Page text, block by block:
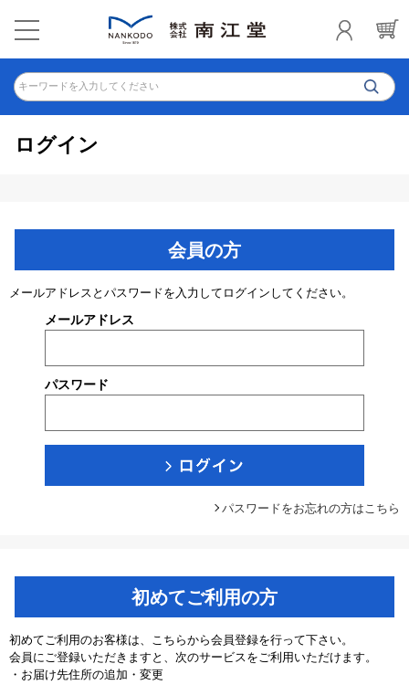
キーワードを入力してください
ログイン
会員の方
メールアドレスとパスワードを入力してログインしてください。
メールアドレス
パスワード
パスワードをお忘れの方はこちら
初めてご利用の方
初めてご利用のお客様は、こちらから会員登録を行って下さい。
会員にご登録いただきますと、次のサービスをご利用いただけます。
・お届け先住所の追加・変更